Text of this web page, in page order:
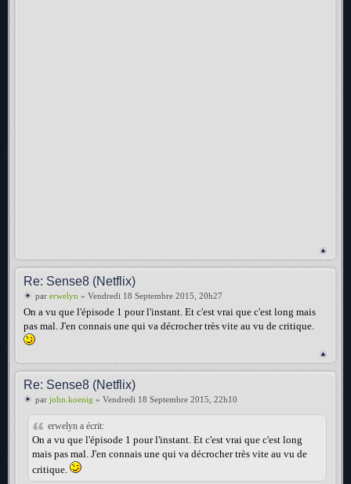
Re: Sense8 (Netflix)
par erwelyn » Vendredi 18 Septembre 2015, 20h27
On a vu que l'épisode 1 pour l'instant. Et c'est vrai que c'est long mais
pas mal. J'en connais une qui va décrocher très vite au vu de critique.
Re: Sense8 (Netflix)
par john.koenig » Vendredi 18 Septembre 2015, 22h10
erwelyn a écrit:
On a vu que l'épisode 1 pour l'instant. Et c'est vrai que c'est long
mais pas mal. J'en connais une qui va décrocher très vite au vu de
critique.